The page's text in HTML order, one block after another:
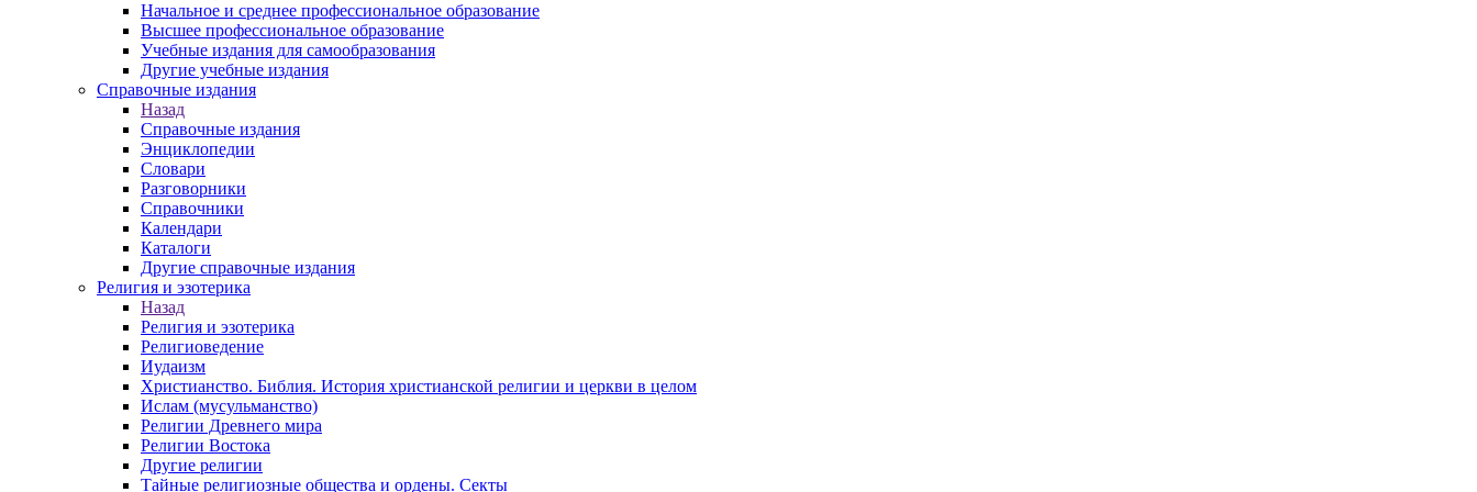
Начальное и среднее профессиональное образование
Высшее профессиональное образование
Учебные издания для самообразования
Другие учебные издания
Справочные издания
Назад
Справочные издания
Энциклопедии
Словари
Разговорники
Справочники
Календари
Каталоги
Другие справочные издания
Религия и эзотерика
Назад
Религия и эзотерика
Религиоведение
Иудаизм
Христианство. Библия. История христианской религии и церкви в целом
Ислам (мусульманство)
Религии Древнего мира
Религии Востока
Другие религии
Тайные религиозные общества и ордены. Секты